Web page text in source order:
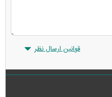
قوانین ارسال نظر